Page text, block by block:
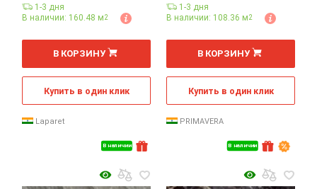
В наличии
1-3 дня
В наличии: 160.48 м2
м
В КОРЗИНУ
Купить в один клик
Laparet
В наличии
1-3 дня
В наличии: 108.36 м2
м
В КОРЗИНУ
Купить в один клик
PRIMAVERA